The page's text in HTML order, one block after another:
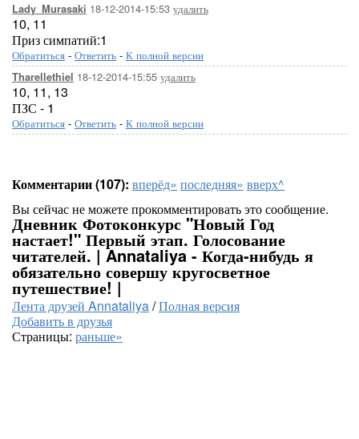
Lady_Murasaki 18-12-2014-15:53 удалить
10, 11
Приз симпатий:1
Обратиться - Ответить - К полной версии
Tharellethiel 18-12-2014-15:55 удалить
10, 11, 13
ПЗС - 1
Обратиться - Ответить - К полной версии
Комментарии (107): вперёд» последняя» вверх^
Вы сейчас не можете прокомментировать это сообщение.
Дневник Фотоконкурс "Новый Год
настает!" Первый этап. Голосование
читателей. | Annataliya - Когда-нибудь я
обязательно совершу кругосветное
путешествие! |
Лента друзей Annataliya/Полная версия
Добавить в друзья
Страницы: раньше»